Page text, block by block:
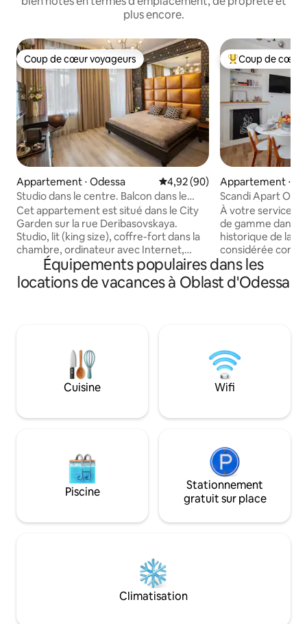
plus encore.
Coup de cœur voyageurs
Coup de cœur voyageurs
Appartement ⋅ Odessa Évaluation moyenne sur la
4,92 (90)
Studio dans le centre. Balcon dans le
jardin de la ville. Jacuzzi. .CityGarden
Apt
Cet appartement est situé dans le City
Garden sur la rue Deribasovskaya.
Studio, lit (king size), coffre-fort dans la
chambre, ordinateur avec Internet,
cuisine avec plaque de cuisson, micro-
ondes et réfrigérateur,lave-linge et
sèche-linge, télévision LCD avec chaînes
flambant neuf. Un design fantaisiste de
cet espace moderne fait de la salle de
bain luxueuse avec double baignoire
jacuzzi une partie de l'espace ouvert,
rideaux de couleur rouille et le mur de
tête de lit de couleur chocolat
imposante et un certain nombre de
luminaires en cristal scintillant. Mais ce
n'est pas la fin de ce que cet
télévision avec chaînes satellite, un
faire en sorte qu'un globe-trotter
moderne se sente comme à la maison
dans le studio. Un joli balcon donnant sur
le jardin de la ville est l'endroit idéal pour
Coups de cœur
Coup de cœur
Appartement ⋅
Scandi Apart
À votre service,
de gamme dans
historique de la
considérée
monuments
d'Odessa. Les
l'appartement
y a un parking
de la maison,
de marche, un
pharmacie
bien sûr, le
Équipements populaires dans les
locations de vacances à Oblast d'Odessa
Cuisine Wifi
Piscine
Stationnement
gratuit sur place
Climatisation